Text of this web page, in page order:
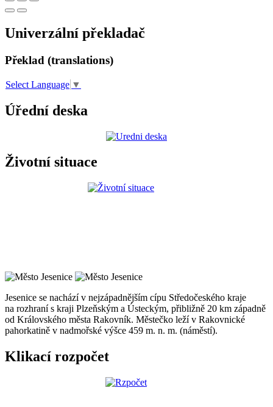
Univerzální překladač
Překlad (translations)
Select Language ▼
Úřední deska
Životní situace
Jesenice se nachází v nejzápadnějším cípu Středočeského kraje
na rozhraní s kraji Plzeňským a Ústeckým, přibližně 20 km západně
od Královského města Rakovník. Městečko leží v Rakovnické
pahorkatině v nadmořské výšce 459 m. n. m. (náměstí).
Klikací rozpočet